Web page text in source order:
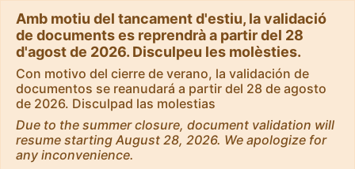
Amb motiu del tancament d'estiu, la validació
de documents es reprendrà a partir del 28
d'agost de 2026. Disculpeu les molèsties.
Con motivo del cierre de verano, la validación de
documentos se reanudará a partir del 28 de agosto
de 2026. Disculpad las molestias
Due to the summer closure, document validation will
resume starting August 28, 2026. We apologize for
any inconvenience.